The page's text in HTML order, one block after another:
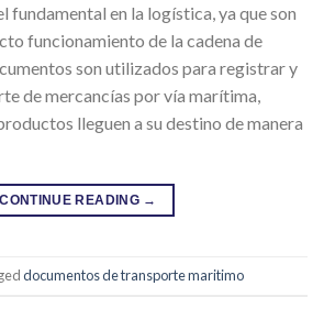
fundamental en la logística, ya que son
funcionamiento de la cadena de
son utilizados para registrar y
de mercancías por vía marítima,
lleguen a su destino de manera
CONTINUE READING →
documentos de transporte maritimo